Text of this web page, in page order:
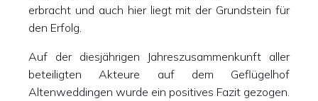
erbracht und auch hier liegt mit der Grundstein für
den Erfolg.
Auf der diesjährigen Jahreszusammenkunft aller
beteiligten Akteure auf dem Geflügelhof
Altenweddingen wurde ein positives Fazit gezogen.